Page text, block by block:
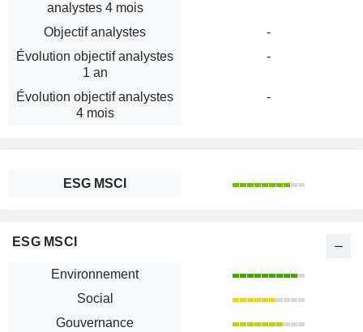
analystes 4 mois
Objectif analystes
-
Évolution objectif analystes
1 an
-
Évolution objectif analystes
4 mois
-
ESG MSCI
ESG MSCI
Environnement
Social
Gouvernance